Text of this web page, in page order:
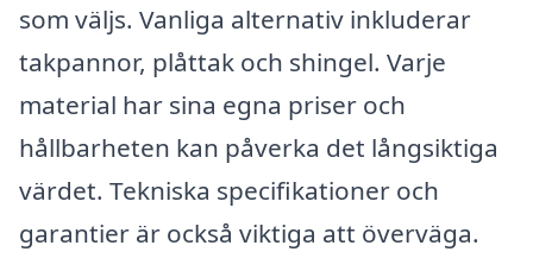
som väljs. Vanliga alternativ inkluderar
takpannor, plåttak och shingel. Varje
material har sina egna priser och
hållbarheten kan påverka det långsiktiga
värdet. Tekniska specifikationer och
garantier är också viktiga att överväga.